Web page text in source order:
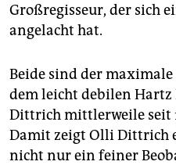
Großregisseur, der sich
angelacht hat.
Beide sind der maximale
dem leicht debilen Hartz
Dittrich mittlerweile seit
Damit zeigt Olli Dittrich
nicht nur ein feiner